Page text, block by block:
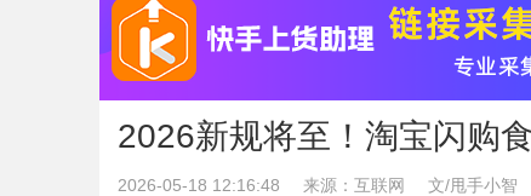
2026新规将至！淘宝闪购
2026-05-18 12:16:48 来源：互联网 文/甩手小智